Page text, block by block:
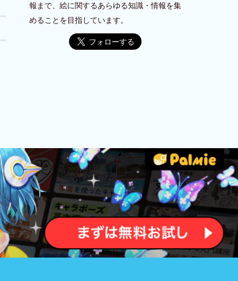
報まで、絵に関するあらゆる知識・情報を集
めることを目指しています。